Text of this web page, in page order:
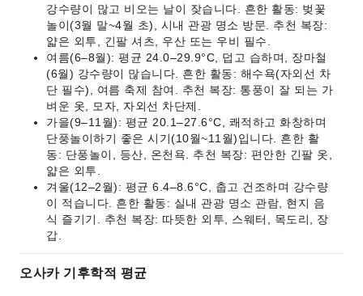
강수량이 많고 비오는 날이 잦습니다. 흔한 활동: 벚꽃
놀이(3월 말~4월 초), 시내 관광 명소 방문. 추천 복장:
얇은 외투, 긴팔 셔츠, 우산 또는 우비 필수.
여름(6–8월): 평균 24.0–29.9°C, 덥고 습하며, 장마철
(6월) 강수량이 많습니다. 흔한 활동: 해수욕(자외선 차
단 필수), 여름 축제 참여. 추천 복장: 통풍이 잘 되는 가
벼운 옷, 모자, 자외선 차단제.
가을(9–11월): 평균 20.1–27.6°C, 쾌적하고 화창하며
단풍놀이하기 좋은 시기(10월~11월)입니다. 흔한 활
동: 단풍놀이, 등산, 온천욕. 추천 복장: 편안한 긴팔 옷,
얇은 외투.
겨울(12–2월): 평균 6.4–8.6°C, 춥고 건조하며 강수량
이 적습니다. 흔한 활동: 실내 관광 명소 관람, 현지 음
식 즐기기. 추천 복장: 따뜻한 외투, 스웨터, 목도리, 장
갑.
오사카 기후학적 평균